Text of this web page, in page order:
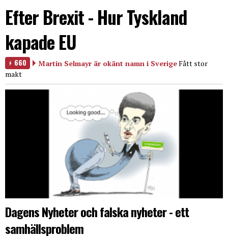
Efter Brexit - Hur Tyskland
kapade EU
660 Martin Selmayr är okänt namn i SverigeFått stor
makt
Dagens Nyheter och falska nyheter - ett
samhällsproblem